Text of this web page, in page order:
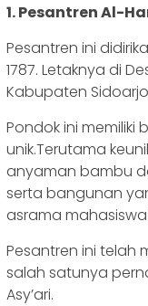
1. Pesantren Al-
Pesantren ini
1787. Letaknya di
Kabupaten
Pondok ini memiliki
unik.Terutama
anyaman bambu
serta bangunan
asrama
Pesantren ini telah
salah satunya
Asy’ari.